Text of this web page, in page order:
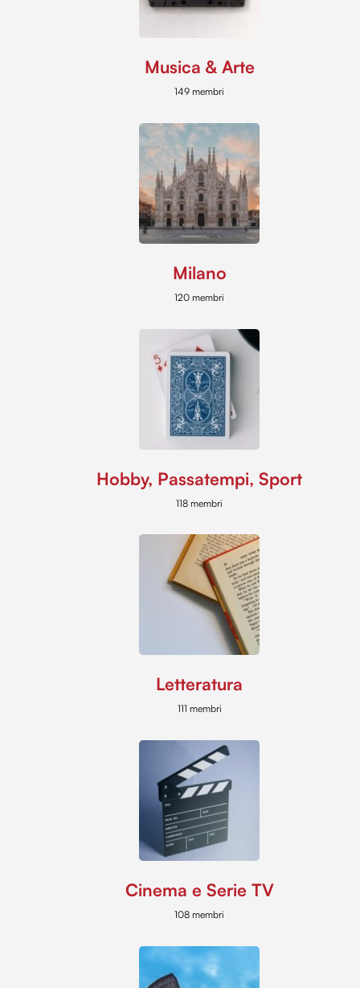
Musica & Arte
149 membri
Milano
120 membri
Hobby, Passatempi, Sport
118 membri
Letteratura
111 membri
Cinema e Serie TV
108 membri